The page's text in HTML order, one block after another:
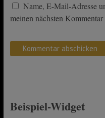
Name, E-Mail-Adresse
meinen nächsten Kommentar
Beispiel-Widget